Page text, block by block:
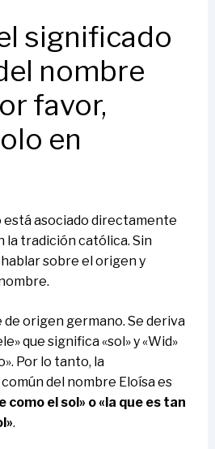
significado
nombre
favor,
en
está asociado directamente
la tradición católica. Sin
sobre el origen y
de origen germano. Se deriva
que significa «sol» y «Wid»
Por lo tanto, la
del nombre Eloísa es
como el sol» o «la que es tan
.